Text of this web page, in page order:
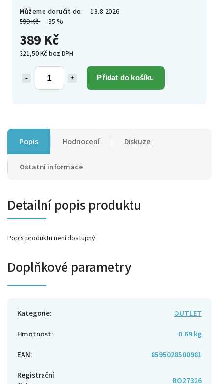
599 Kč –35 %
389 Kč
321,50 Kč bez DPH
Přidat do košíku
Můžeme doručit do:
13.8.2026
Popis Hodnocení Diskuze
Ostatní informace
Detailní popis produktu
Popis produktu není dostupný
Doplňkové parametry
Kategorie:
OUTLET
Hmotnost:
0.69 kg
EAN:
8595028500981
Registrační
BO27326